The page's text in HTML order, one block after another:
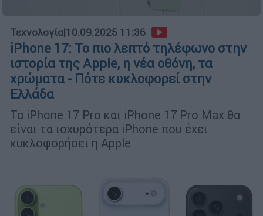
Τεχνολογία|10.09.2025 11:36
iPhone 17: Το πιο λεπτό τηλέφωνο στην
ιστορία της Apple, η νέα οθόνη, τα
χρώματα - Πότε κυκλοφορεί στην
Ελλάδα
Τα iPhone 17 Pro και iPhone 17 Pro Max θα
είναι τα ισχυρότερα iPhone που έχει
κυκλοφορήσει η Apple